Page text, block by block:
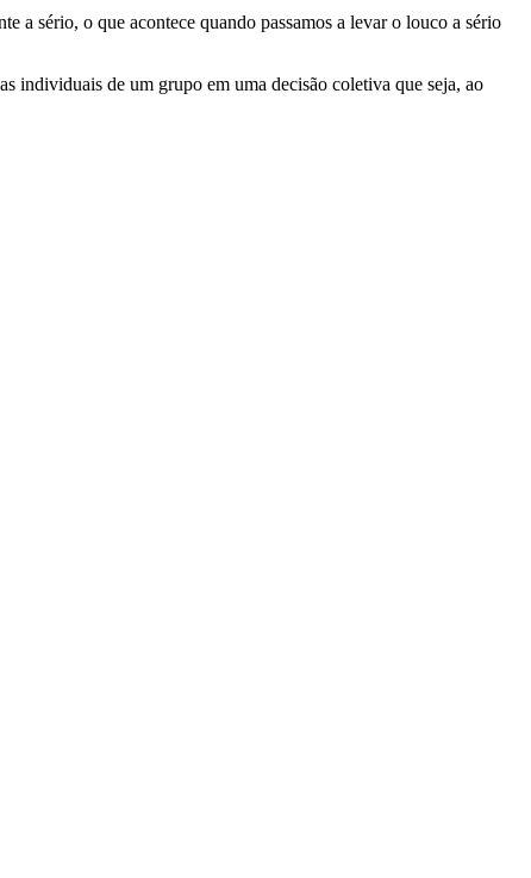
sério, o que acontece quando passamos a levar o louco a sério
de um grupo em uma decisão coletiva que seja, ao